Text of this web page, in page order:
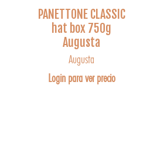
PANETTONE CLASSIC
hat box 750g
Augusta
Augusta
Login para ver precio